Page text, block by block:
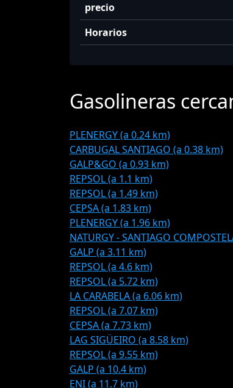
precio
Horarios
Gasolineras
PLENERGY (a 0.24 km)
CARBUGAL SANTIAGO (a 0.38 km)
GALP&GO (a 0.93 km)
REPSOL (a 1.1 km)
REPSOL (a 1.49 km)
CEPSA (a 1.83 km)
PLENERGY (a 1.96 km)
NATURGY - SANTIAGO
GALP (a 3.11 km)
REPSOL (a 4.6 km)
REPSOL (a 5.72 km)
LA CARABELA (a 6.06 km)
REPSOL (a 7.07 km)
CEPSA (a 7.73 km)
LAG SIGÜEIRO (a 8.58 km)
REPSOL (a 9.55 km)
GALP (a 10.4 km)
ENI (a 11.7 km)